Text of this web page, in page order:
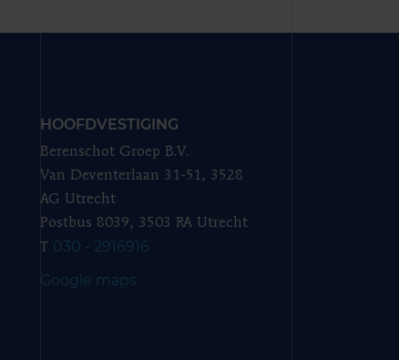
HOOFDVESTIGING
Berenschot Groep B.V.
Van Deventerlaan 31-51, 3528
AG Utrecht
Postbus 8039, 3503 RA Utrecht
T 030 - 2916916
Google maps